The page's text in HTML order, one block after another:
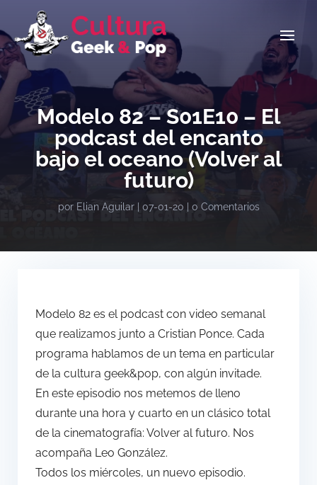
Modelo 82 – S01E10 – El
podcast del encanto
bajo el oceano (Volver al
futuro)
por Elian Aguilar| 07-01-20 0 Comentarios
Modelo 82 es el podcast con video semanal
que realizamos junto a Cristian Ponce. Cada
programa hablamos de un tema en particular
de la cultura geek&pop, con algún invitade.
En este episodio nos metemos de lleno
durante una hora y cuarto en un clásico total
de la cinematografía: Volver al futuro. Nos
acompaña Leo González.
Todos los miércoles, un nuevo episodio.